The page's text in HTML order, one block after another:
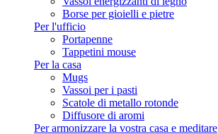
Borse per gioielli e pietre
Per l'ufficio
Portapenne
Tappetini mouse
Per la casa
Mugs
Vassoi per i pasti
Scatole di metallo rotonde
Diffusore di aromi
Per armonizzare la vostra casa e meditare